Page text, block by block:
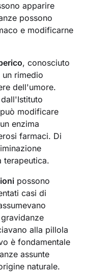
apparire
possono
e modificarne
, conosciuto
un rimedio
dell'umore.
modificare
enzima
farmaci. Di
terapeutica.
possono
casi di
alla pillola
è fondamentale
assunte
naturale.